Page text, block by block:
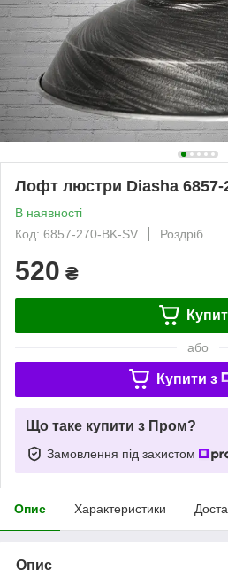
Лофт люстри Diasha 6857-
В наявності
Код: 6857-270-BK-SV
Роздріб
520 ₴
або
Купити з
Що таке купити з Пром?
Замовлення під захистом
Опис Характеристики
Опис